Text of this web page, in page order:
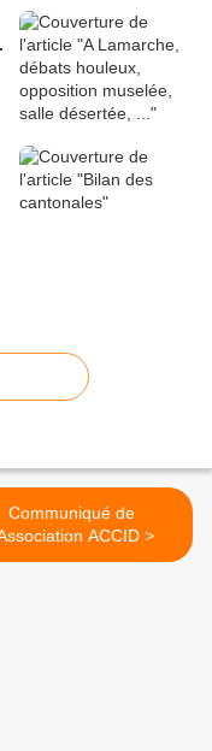
Communiqué de
l'Association ACCID >